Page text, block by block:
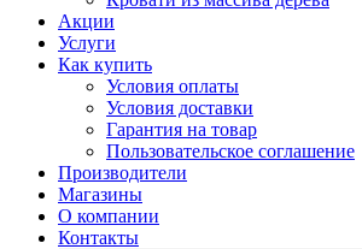
Акции
Услуги
Как купить
Условия оплаты
Условия доставки
Гарантия на товар
Пользовательское соглашение
Производители
Магазины
О компании
Контакты